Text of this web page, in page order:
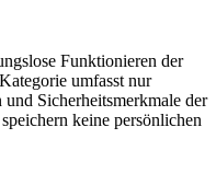
Funktionieren der
umfasst nur
Sicherheitsmerkmale der
keine persönlichen